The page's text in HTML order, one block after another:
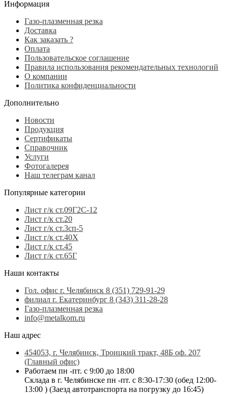
Информация
Газо-плазменная резка
Доставка
Как заказать ?
Оплата
Пользовательское соглашение
Правила использования рекомендательных технологий
О компании
Политика конфиденциальности
Дополнительно
Новости
Продукция
Сертификаты
Справочник
Услуги
Фотогалерея
Наш телеграм канал
Популярные категории
Лист г/к ст.09Г2С-12
Лист г/к ст.20
Лист г/к ст.3сп-5
Лист г/к ст.40Х
Лист г/к ст.45
Лист г/к ст.65Г
Наши контакты
Гол. офис г. Челябинск 8 (351) 729-91-29
филиал г. Екатеринбург 8 (343) 311-28-28
Газо-плазменная резка
info@metalkom.ru
Наш адрес
454053, г. Челябинск, Троицкий тракт, 48Б оф. 207
(Главный офис)
Работаем пн -пт. с 9:00 до 18:00
Склада в г. Челябинске пн -пт. с 8:30-17:30 (обед 12:00-
13:00 ) (Заезд автотранспорта на погрузку до 16:45)